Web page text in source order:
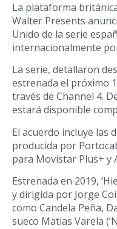
La plataforma
Walter Presents
Unido de la serie
internacionalmente
La serie, detallaron
estrenada el próximo
través de Channel 4.
estará disponible
El acuerdo incluye las
producida por
para Movistar Plus+ y
Estrenada en 2019,
y dirigida por Jorge
como Candela Peña,
sueco Matias Varela